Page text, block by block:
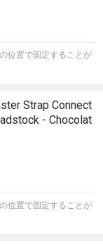
位置で固定することが
Strap Connect
- Chocolat
位置で固定することが